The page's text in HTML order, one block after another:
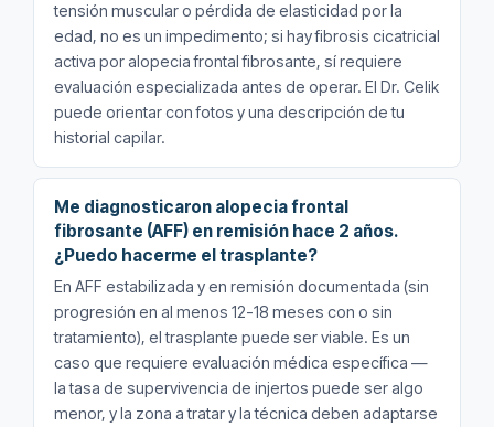
tensión muscular o pérdida de elasticidad por la
edad, no es un impedimento; si hay fibrosis cicatricial
activa por alopecia frontal fibrosante, sí requiere
evaluación especializada antes de operar. El Dr. Celik
puede orientar con fotos y una descripción de tu
historial capilar.
Me diagnosticaron alopecia frontal
fibrosante (AFF) en remisión hace 2 años.
¿Puedo hacerme el trasplante?
En AFF estabilizada y en remisión documentada (sin
progresión en al menos 12-18 meses con o sin
tratamiento), el trasplante puede ser viable. Es un
caso que requiere evaluación médica específica —
la tasa de supervivencia de injertos puede ser algo
menor, y la zona a tratar y la técnica deben adaptarse